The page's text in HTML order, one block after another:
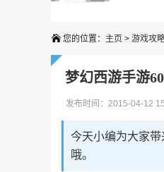
您的位置： 主页 > 游戏攻
梦幻西游手游
发布时间：2015-04-12
今天小编为大家
哦。